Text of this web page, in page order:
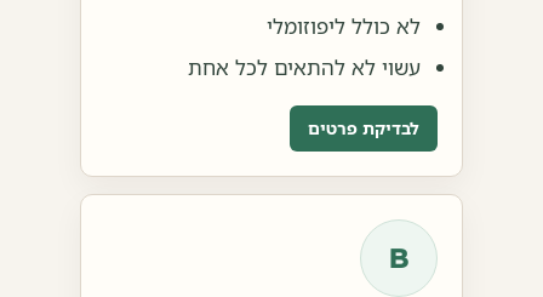
לא כולל ליפוזומלי
עשוי לא להתאים לכל אחת
לבדיקת פרטים
B